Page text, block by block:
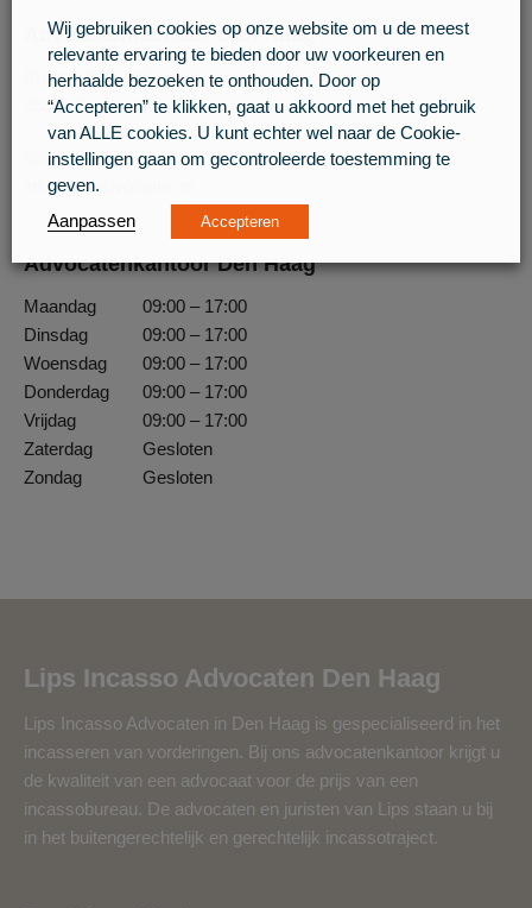
Advocatenkantoor Den Haag
Breitnerlaan 146
2596 HG ‘s-Gravenhage
085 0410 700
info@lipsadvocaten.nl
Advocatenkantoor Den Haag
Maandag
09:00 – 17:00
Dinsdag
09:00 – 17:00
Woensdag
09:00 – 17:00
Donderdag
09:00 – 17:00
Vrijdag
09:00 – 17:00
Zaterdag
Gesloten
Zondag
Gesloten
Lips Incasso Advocaten Den Haag
Lips Incasso Advocaten in Den Haag is gespecialiseerd in het
incasseren van vorderingen. Bij ons advocatenkantoor krijgt u
de kwaliteit van een advocaat voor de prijs van een
incassobureau. De advocaten en juristen van Lips staan u bij
in het buitengerechtelijk en gerechtelijk incassotraject.
Wij gebruiken cookies op onze website om u de meest
relevante ervaring te bieden door uw voorkeuren en
herhaalde bezoeken te onthouden. Door op
“Accepteren” te klikken, gaat u akkoord met het gebruik
van ALLE cookies. U kunt echter wel naar de Cookie-
instellingen gaan om gecontroleerde toestemming te
geven.
Aanpassen
Accepteren